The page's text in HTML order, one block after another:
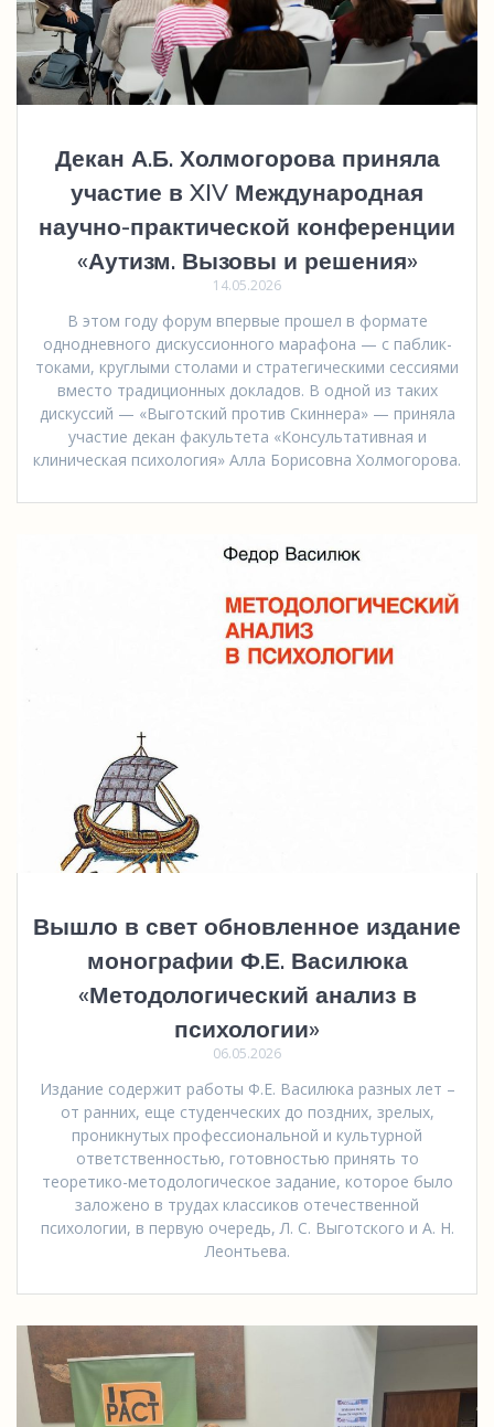
Декан А.Б. Холмогорова приняла
участие в XIV Международная
научно-практической конференции
«Аутизм. Вызовы и решения»
14.05.2026
В этом году форум впервые прошел в формате
однодневного дискуссионного марафона — с паблик-
токами, круглыми столами и стратегическими сессиями
вместо традиционных докладов. В одной из таких
дискуссий — «Выготский против Скиннера» — приняла
участие декан факультета «Консультативная и
клиническая психология» Алла Борисовна Холмогорова.
Вышло в свет обновленное издание
монографии Ф.Е. Василюка
«Методологический анализ в
психологии»
06.05.2026
Издание содержит работы Ф.Е. Василюка разных лет –
от ранних, еще студенческих до поздних, зрелых,
проникнутых профессиональной и культурной
ответственностью, готовностью принять то
теоретико-методологическое задание, которое было
заложено в трудах классиков отечественной
психологии, в первую очередь, Л. С. Выготского и А. Н.
Леонтьева.